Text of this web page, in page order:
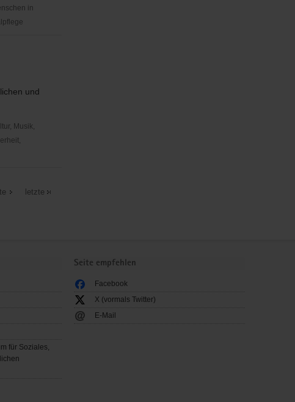
in
und
Musik,
letzte
für Soziales,
Seite empfehlen
Facebook
X (vormals Twitter)
E-Mail